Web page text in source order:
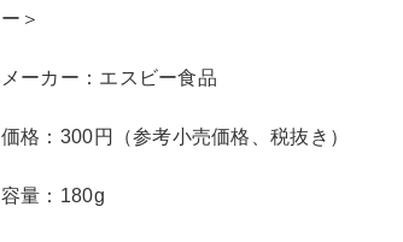
ー＞
メーカー：エスビー食品
価格：300円（参考小売価格、税抜き）
容量：180g